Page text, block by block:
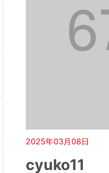
2025年03月08日
cyuko11